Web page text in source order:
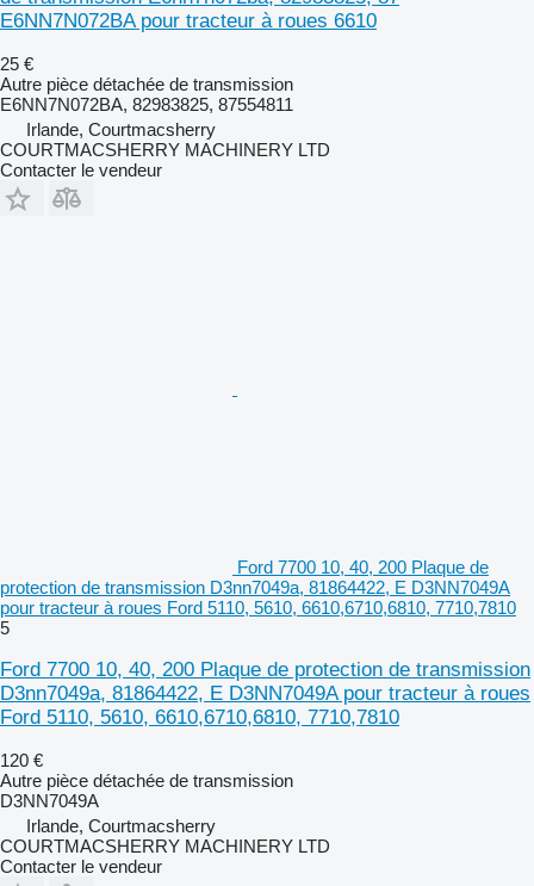
E6NN7N072BA pour tracteur à roues 6610
25 €
Autre pièce détachée de transmission
E6NN7N072BA, 82983825, 87554811
Irlande, Courtmacsherry
COURTMACSHERRY MACHINERY LTD
Contacter le vendeur
Ford 7700 10, 40, 200 Plaque de
protection de transmission D3nn7049a, 81864422, E D3NN7049A
pour tracteur à roues Ford 5110, 5610, 6610,6710,6810, 7710,7810
5
Ford 7700 10, 40, 200 Plaque de protection de transmission
D3nn7049a, 81864422, E D3NN7049A pour tracteur à roues
Ford 5110, 5610, 6610,6710,6810, 7710,7810
120 €
Autre pièce détachée de transmission
D3NN7049A
Irlande, Courtmacsherry
COURTMACSHERRY MACHINERY LTD
Contacter le vendeur